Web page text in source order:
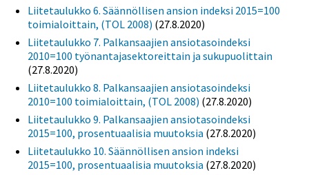
Liitetaulukko 6. Säännöllisen ansion indeksi 2015=100
toimialoittain, (TOL 2008) (27.8.2020)
Liitetaulukko 7. Palkansaajien ansiotasoindeksi
2010=100 työnantajasektoreittain ja sukupuolittain
(27.8.2020)
Liitetaulukko 8. Palkansaajien ansiotasoindeksi
2010=100 toimialoittain, (TOL 2008) (27.8.2020)
Liitetaulukko 9. Palkansaajien ansiotasoindeksi
2015=100, prosentuaalisia muutoksia (27.8.2020)
Liitetaulukko 10. Säännöllisen ansion indeksi
2015=100, prosentuaalisia muutoksia (27.8.2020)